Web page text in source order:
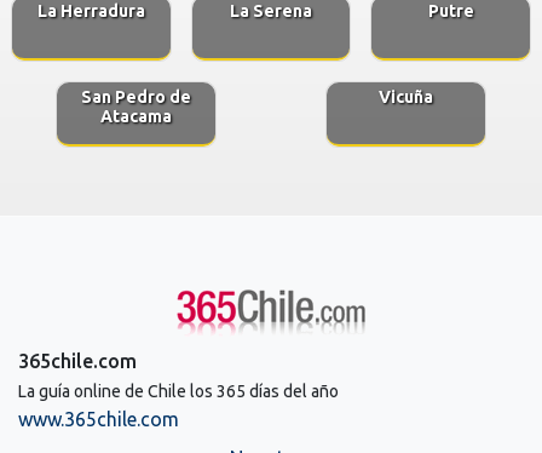
La Herradura La Serena Putre
San Pedro de
Atacama
Vicuña
365chile.com
La guía online de Chile los 365 días del año
www.365chile.com